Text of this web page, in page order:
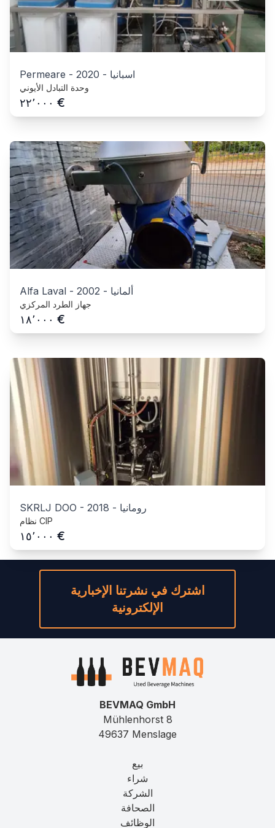
Permeare - 2020 - اسبانيا
وحدة التبادل الأيوني
٢٢٬٠٠٠ €
Alfa Laval - 2002 - ألمانيا
جهاز الطرد المركزي
١٨٬٠٠٠ €
SKRLJ DOO - 2018 - رومانيا
نظام CIP
١٥٬٠٠٠ €
اشترك في نشرتنا الإخبارية
الإلكترونية
BEVMAQ GmbH
Mühlenhorst 8
49637 Menslage
بيع
شراء
الشركة
الصحافة
الوظائف